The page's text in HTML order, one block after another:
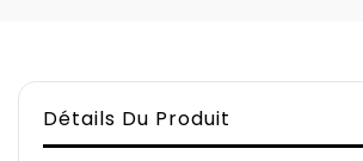
Détails Du Produit